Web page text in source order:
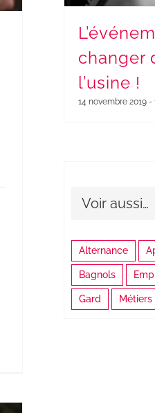
changer
l’usine !
14 novembre 2019-
Voir aussi…
Alternance
Bagnols
Gard Métiers